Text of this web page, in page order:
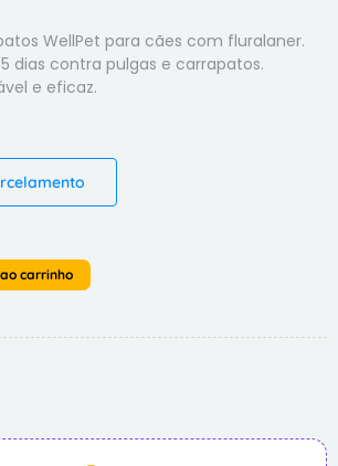
WellPet para cães com fluralaner.
dias contra pulgas e carrapatos.
e eficaz.
carrinho